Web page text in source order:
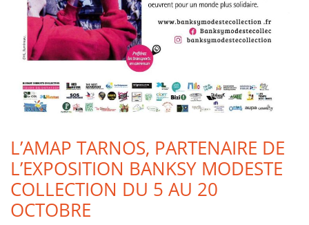
L’AMAP TARNOS, PARTENAIRE DE
L’EXPOSITION BANKSY MODESTE
COLLECTION DU 5 AU 20
OCTOBRE